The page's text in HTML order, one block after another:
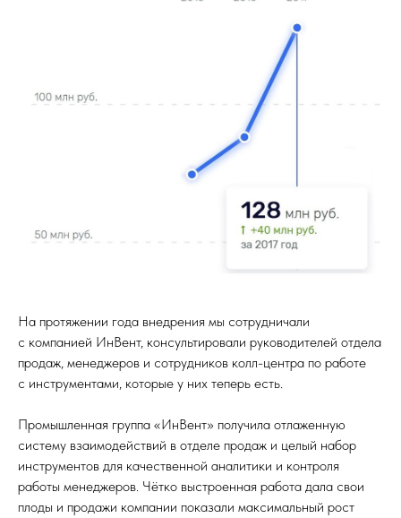
На протяжении года внедрения мы сотрудничали
с компанией ИнВент, консультировали руководителей отдела
продаж, менеджеров и сотрудников колл-центра по работе
с инструментами, которые у них теперь есть.
Промышленная группа «ИнВент» получила отлаженную
систему взаимодействий в отделе продаж и целый набор
инструментов для качественной аналитики и контроля
работы менеджеров. Чётко выстроенная работа дала свои
плоды и продажи компании показали максимальный рост